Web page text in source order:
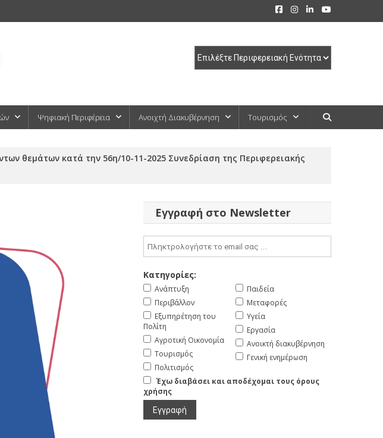
Ψηφιακή Περιφέρεια Ανοιχτή Διακυβέρνηση Τουρισμός
θεμάτων κατά την 56η/10-11-2025 Συνεδρίαση της Περιφερειακής
Εγγραφή στο Newsletter
Κατηγορίες:
Ανάπτυξη
Περιβάλλον
Εξυπηρέτηση του
Πολίτη
Αγροτική Οικονομία
Τουρισμός
Πολιτισμός
Παιδεία
Μεταφορές
Υγεία
Εργασία
Ανοικτή διακυβέρνηση
Γενική ενημέρωση
Έχω διαβάσει και αποδέχομαι τους όρους
χρήσης